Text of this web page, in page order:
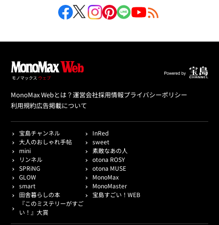
MonoMax Webとは？運営会社採用情報プライバシーポリシー
利用規約広告掲載について
宝島チャンネル
InRed
大人のおしゃれ手帖
sweet
mini
素敵なあの人
リンネル
otona ROSY
SPRiNG
otona MUSE
GLOW
MonoMax
smart
MonoMaster
田舎暮らしの本
宝島すごい！WEB
『このミステリーがすご
い！』大賞